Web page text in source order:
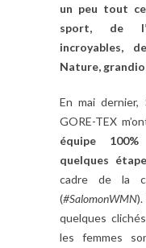
un peu tout
sport, de
incroyables,
Nature,
En mai dernier,
GORE-TEX
équipe
quelques
cadre de la
(#SalomonWMN
quelques
les femmes